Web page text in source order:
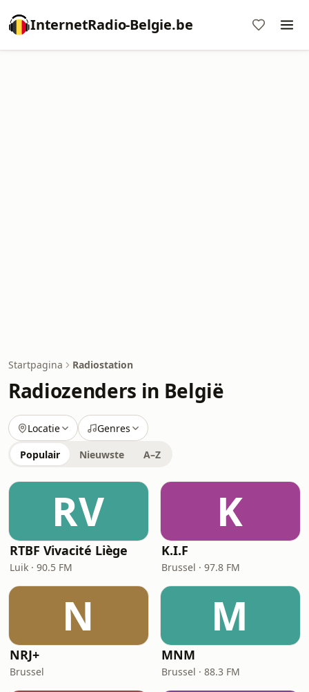
InternetRadio-Belgie.be
Startpagina Radiostation
Radiozenders in België
Locatie Genres
Populair Nieuwste A–Z
RV
RTBF Vivacité Liège
Luik · 90.5 FM
K
K.I.F
Brussel · 97.8 FM
N
NRJ+
Brussel
M
MNM
Brussel · 88.3 FM